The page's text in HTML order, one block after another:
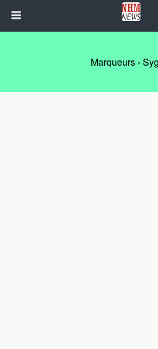
Marqueurs ›